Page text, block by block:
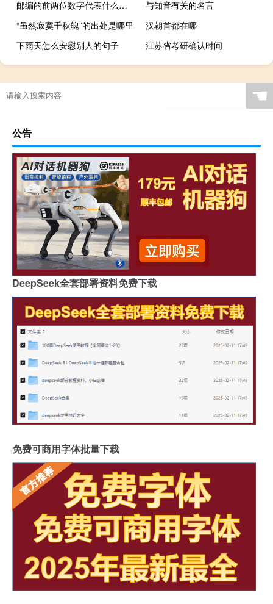
邮编的前两位数字代表什么内容
与知音有关的名言
“虽然寂寞千秋魄”的出处是哪里
汉朝首都在哪
下雨天怎么安慰别人的句子
江苏省考研确认时间
☚
公告
DeepSeek全套部署资料免费下载
免费可商用字体批量下载